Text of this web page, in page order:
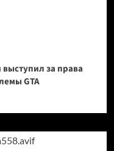
за права
GTA